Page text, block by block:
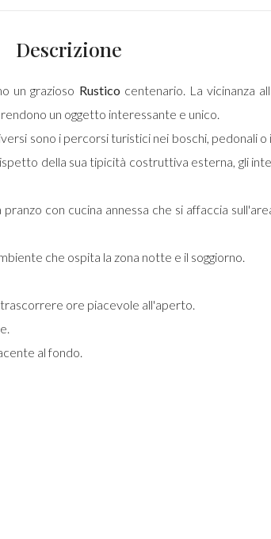
Descrizione
un grazioso Rustico centenario. La vicinanza
un oggetto interessante e unico.
sono i percorsi turistici nei boschi, pedonali
della sua tipicità costruttiva esterna, gli
con cucina annessa che si affaccia
che ospita la zona notte e il soggiorno.
ore piacevole all'aperto.
al fondo.